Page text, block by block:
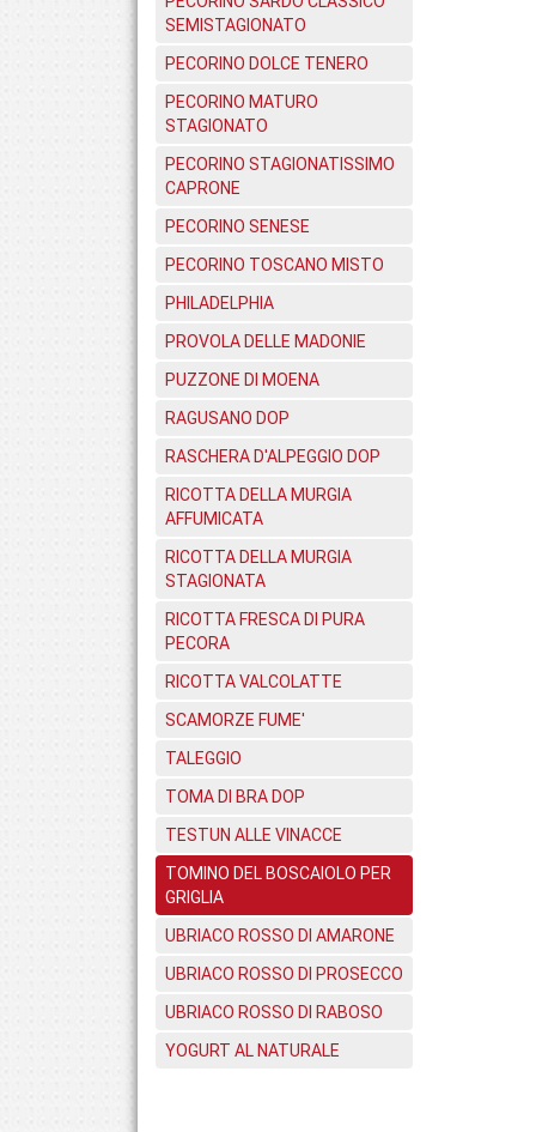
SEMISTAGIONATO
PECORINO DOLCE TENERO
PECORINO MATURO
STAGIONATO
PECORINO STAGIONATISSIMO
CAPRONE
PECORINO SENESE
PECORINO TOSCANO MISTO
PHILADELPHIA
PROVOLA DELLE MADONIE
PUZZONE DI MOENA
RAGUSANO DOP
RASCHERA D'ALPEGGIO DOP
RICOTTA DELLA MURGIA
AFFUMICATA
RICOTTA DELLA MURGIA
STAGIONATA
RICOTTA FRESCA DI PURA
PECORA
RICOTTA VALCOLATTE
SCAMORZE FUME'
TALEGGIO
TOMA DI BRA DOP
TESTUN ALLE VINACCE
TOMINO DEL BOSCAIOLO PER
GRIGLIA
UBRIACO ROSSO DI AMARONE
UBRIACO ROSSO DI PROSECCO
UBRIACO ROSSO DI RABOSO
YOGURT AL NATURALE